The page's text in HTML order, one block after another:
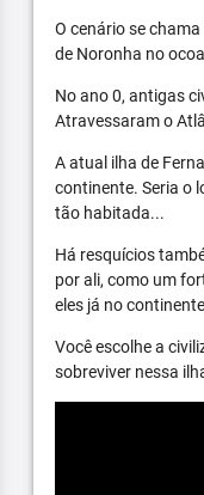
O cenário se
de Noronha no
No ano 0, antigas
Atravessaram o
A atual ilha de
continente. Seria o
tão habitada...
Há resquícios
por ali, como um
eles já no
Você escolhe a
sobreviver nessa